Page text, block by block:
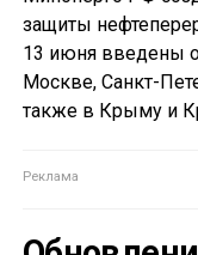
защиты
13 июня введены
Москве, Санкт-
также в Крыму и